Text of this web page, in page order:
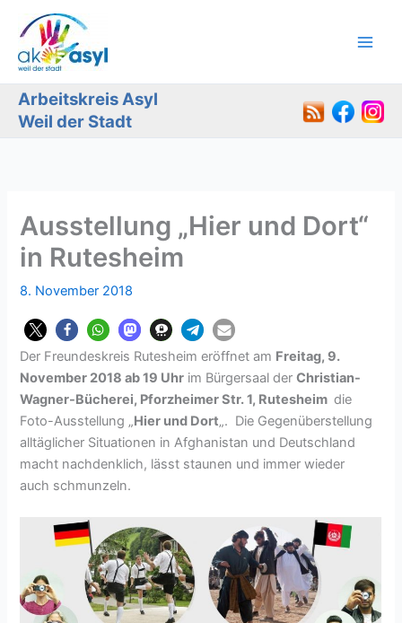
Inhalt
springen
Arbeitskreis Asyl
Weil der Stadt
Ausstellung „Hier und Dort“
in Rutesheim
8. November 2018
Der Freundeskreis Rutesheim eröffnet am Freitag, 9.
November 2018 ab 19 Uhr im Bürgersaal derChristian-
Wagner-Bücherei, Pforzheimer Str. 1, Rutesheim die
Foto-Ausstellung „Hier und Dort„. Die Gegenüberstellung
alltäglicher Situationen in Afghanistan und Deutschland
macht nachdenklich, lässt staunen und immer wieder
auch schmunzeln.